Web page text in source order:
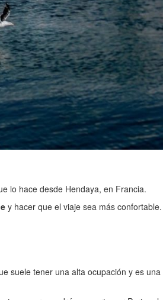
lo hace desde Hendaya, en Francia.
y hacer que el viaje sea más confortable.
suele tener una alta ocupación y es una